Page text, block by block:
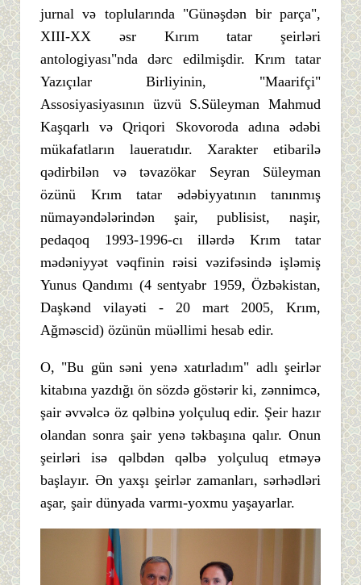
jurnal və toplularında "Günəşdən bir parça",
XIII-XX əsr Kırım tatar şeirləri
antologiyası"nda dərc edilmişdir. Krım tatar
Yazıçılar Birliyinin, "Maarifçi"
Assosiyasiyasının üzvü S.Süleyman Mahmud
Kaşqarlı və Qriqori Skovoroda adına ədəbi
mükafatların laueratıdır. Xarakter etibarilə
qədirbilən və təvazökar Seyran Süleyman
özünü Krım tatar ədəbiyyatının tanınmış
nümayəndələrindən şair, publisist, naşir,
pedaqoq 1993-1996-cı illərdə Krım tatar
mədəniyyət vəqfinin rəisi vəzifəsində işləmiş
Yunus Qandımı (4 sentyabr 1959, Özbəkistan,
Daşkənd vilayəti - 20 mart 2005, Krım,
Ağməscid) özünün müəllimi hesab edir.
O, "Bu gün səni yenə xatırladım" adlı şeirlər
kitabına yazdığı ön sözdə göstərir ki, zənnimcə,
şair əvvəlcə öz qəlbinə yolçuluq edir. Şeir hazır
olandan sonra şair yenə təkbaşına qalır. Onun
şeirləri isə qəlbdən qəlbə yolçuluq etməyə
başlayır. Ən yaxşı şeirlər zamanları, sərhədləri
aşar, şair dünyada varmı-yoxmu yaşayarlar.